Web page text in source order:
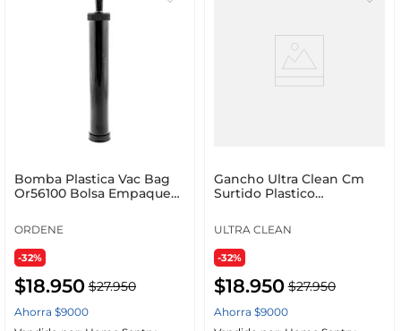
Bomba Plastica Vac Bag
Or56100 Bolsa Empaque
ORDENE
-32%
$18.950 $27.950
Ahorra $9000
Gancho Ultra Clean Cm
Surtido Plastico
ULTRA CLEAN
-32%
$18.950 $27.950
Ahorra $9000